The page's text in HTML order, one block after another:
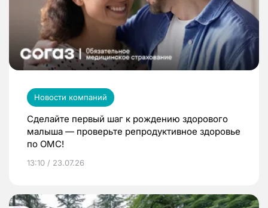
Новости компаний
Сделайте первый шаг к рождению здорового
малыша — проверьте репродуктивное здоровье
по ОМС!
13:10 / 23.07.26